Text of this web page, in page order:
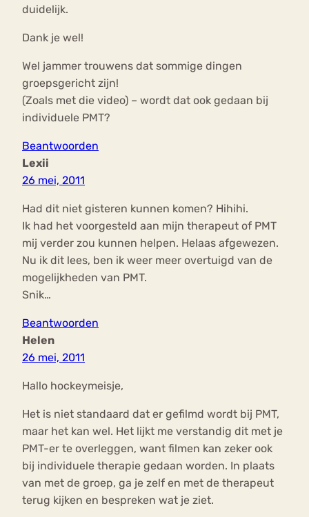
duidelijk.
Dank je wel!
Wel jammer trouwens dat sommige dingen
groepsgericht zijn!
(Zoals met die video) – wordt dat ook gedaan bij
individuele PMT?
Beantwoorden
Lexii
26 mei, 2011
Had dit niet gisteren kunnen komen? Hihihi.
Ik had het voorgesteld aan mijn therapeut of PMT
mij verder zou kunnen helpen. Helaas afgewezen.
Nu ik dit lees, ben ik weer meer overtuigd van de
mogelijkheden van PMT.
Snik…
Beantwoorden
Helen
26 mei, 2011
Hallo hockeymeisje,
Het is niet standaard dat er gefilmd wordt bij PMT,
maar het kan wel. Het lijkt me verstandig dit met je
PMT-er te overleggen, want filmen kan zeker ook
bij individuele therapie gedaan worden. In plaats
van met de groep, ga je zelf en met de therapeut
terug kijken en bespreken wat je ziet.